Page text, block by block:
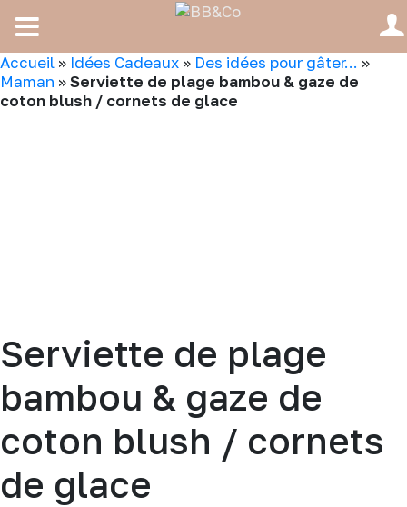
Accueil » Idées Cadeaux » Des idées pour gâter... »
Maman »Serviette de plage bambou & gaze de
coton blush / cornets de glace
Serviette de plage
bambou & gaze de
coton blush / cornets
de glace